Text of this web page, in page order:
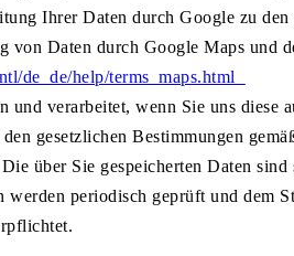
Ihrer Daten durch Google zu
von Daten durch Google Maps
de_de/help/terms_maps.html
und verarbeitet, wenn Sie uns
gesetzlichen Bestimmungen
über Sie gespeicherten Daten
werden periodisch geprüft und dem